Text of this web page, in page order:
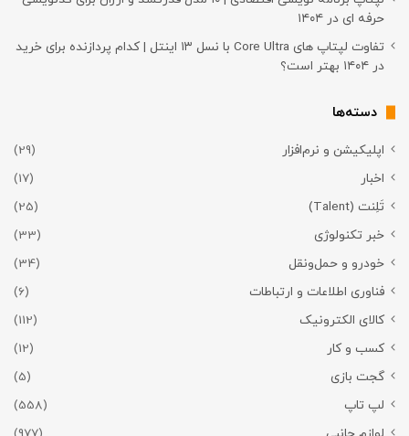
حرفه ای در ۱۴۰۴
تفاوت لپتاپ های Core Ultra با نسل ۱۳ اینتل | کدام پردازنده برای خرید
در ۱۴۰۴ بهتر است؟
دسته‌ها
اپلیکیشن و نرم‌افزار
(29)
اخبار
(17)
تَلِنت (Talent)
(25)
خبر تکنولوژی
(33)
خودرو و حمل‌و‌نقل
(34)
فناوری اطلاعات و ارتباطات
(6)
کالای الکترونیک
(112)
کسب و کار
(12)
گجت بازی
(5)
لپ تاپ
(558)